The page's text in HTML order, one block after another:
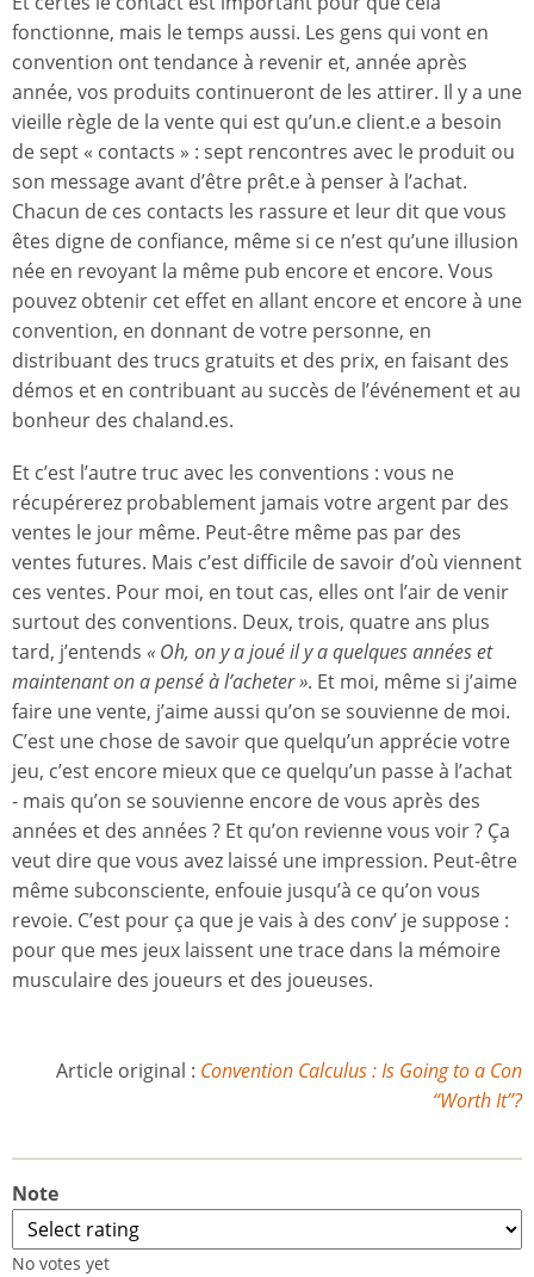
fonctionne, mais le temps aussi. Les gens qui vont en
convention ont tendance à revenir et, année après
année, vos produits continueront de les attirer. Il y a une
vieille règle de la vente qui est qu’un.e client.e a besoin
de sept « contacts » : sept rencontres avec le produit ou
son message avant d’être prêt.e à penser à l’achat.
Chacun de ces contacts les rassure et leur dit que vous
êtes digne de confiance, même si ce n’est qu’une illusion
née en revoyant la même pub encore et encore. Vous
pouvez obtenir cet effet en allant encore et encore à une
convention, en donnant de votre personne, en
distribuant des trucs gratuits et des prix, en faisant des
démos et en contribuant au succès de l’événement et au
bonheur des chaland.es.
Et c’est l’autre truc avec les conventions : vous ne
récupérerez probablement jamais votre argent par des
ventes le jour même. Peut-être même pas par des
ventes futures. Mais c’est difficile de savoir d’où viennent
ces ventes. Pour moi, en tout cas, elles ont l’air de venir
surtout des conventions. Deux, trois, quatre ans plus
tard, j’entends « Oh, on y a joué il y a quelques années et
maintenant on a pensé à l’acheter ». Et moi, même si j’aime
faire une vente, j’aime aussi qu’on se souvienne de moi.
C’est une chose de savoir que quelqu’un apprécie votre
jeu, c’est encore mieux que ce quelqu’un passe à l’achat
- mais qu’on se souvienne encore de vous après des
années et des années ? Et qu’on revienne vous voir ? Ça
veut dire que vous avez laissé une impression. Peut-être
même subconsciente, enfouie jusqu’à ce qu’on vous
revoie. C’est pour ça que je vais à des conv’ je suppose :
pour que mes jeux laissent une trace dans la mémoire
musculaire des joueurs et des joueuses.
Article original : Convention Calculus : Is Going to a Con
“Worth It”?
Note
No votes yet